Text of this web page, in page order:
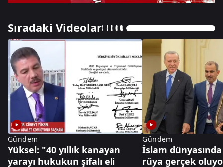
Sıradaki Videolar
Gündem
Yüksel: "40 yıllık kanayan
yarayı hukukun şifalı eli
Gündem
İslam dünyasında
rüya gerçek